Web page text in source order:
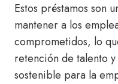
Estos préstamos son
mantener a los
comprometidos, lo
retención de talento
sostenible para la